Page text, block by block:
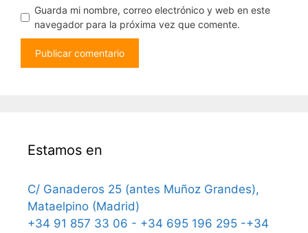
Guarda mi nombre, correo electrónico y web en este
navegador para la próxima vez que comente.
Estamos en
C/ Ganaderos 25 (antes Muñoz Grandes),
Mataelpino (Madrid)
+34 91 857 33 06 - +34 695 196 295 -+34